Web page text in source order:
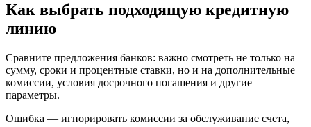
Как выбрать подходящую кредитную
линию
Сравните предложения банков: важно смотреть не только на
сумму, сроки и процентные ставки, но и на дополнительные
комиссии, условия досрочного погашения и другие
параметры.
Ошибка — игнорировать комиссии за обслуживание счета,